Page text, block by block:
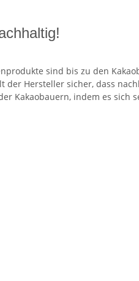
sind bis zu den
der Hersteller sicher, dass
Kakaobauern, indem es